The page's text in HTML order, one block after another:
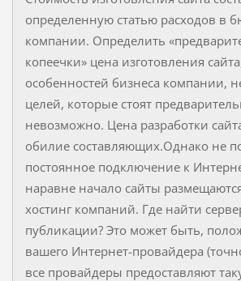
определенную статью расходов в
компании. Определить
копеечки» цена изготовления
особенностей бизнеса компании,
целей, которые стоят
невозможно. Цена разработки
обилие составляющих.Однако не
постоянное подключение к
наравне начало сайты
хостинг компаний. Где найти
публикации? Это может быть,
вашего Интернет-провайдера
все провайдеры предоставляют